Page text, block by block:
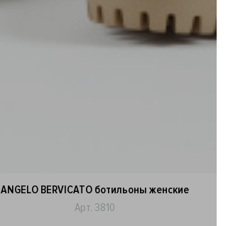
ANGELO BERVICATO ботильоны женские
Арт. 3810